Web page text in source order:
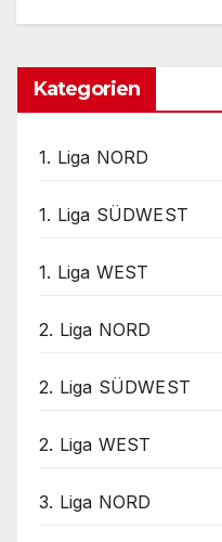
Kategorien
1. Liga NORD
1. Liga SÜDWEST
1. Liga WEST
2. Liga NORD
2. Liga SÜDWEST
2. Liga WEST
3. Liga NORD